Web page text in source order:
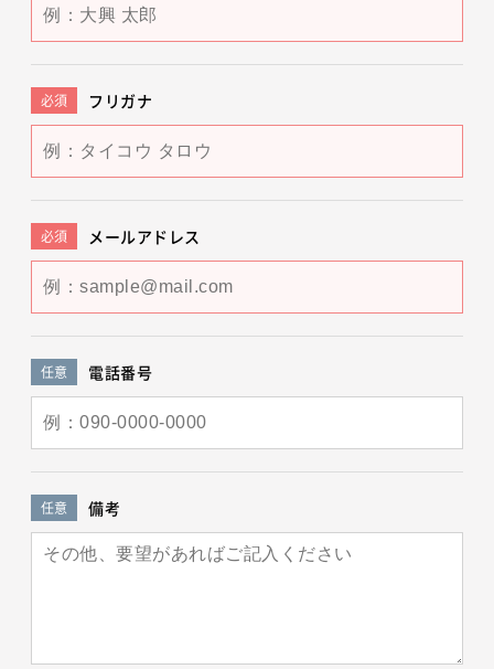
必須 フリガナ
必須 メールアドレス
任意 電話番号
任意 備考